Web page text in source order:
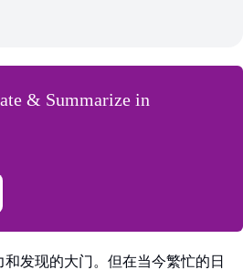
& Summarize in
发现的大门。但在当今繁忙的日